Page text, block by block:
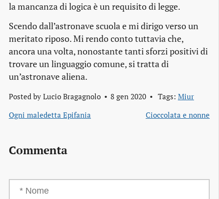
la mancanza di logica è un requisito di legge.
Scendo dall’astronave scuola e mi dirigo verso un
meritato riposo. Mi rendo conto tuttavia che,
ancora una volta, nonostante tanti sforzi positivi di
trovare un linguaggio comune, si tratta di
un’astronave aliena.
Posted by Lucio Bragagnolo 8 gen 2020 Tags: Miur
Ogni maledetta Epifania
Cioccolata e nonne
Commenta